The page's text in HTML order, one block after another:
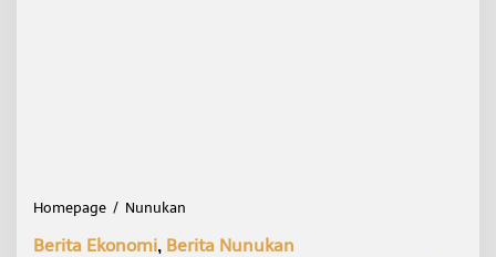
Homepage / Nunukan
I
Berita Ekonomi, Berita Nunukan